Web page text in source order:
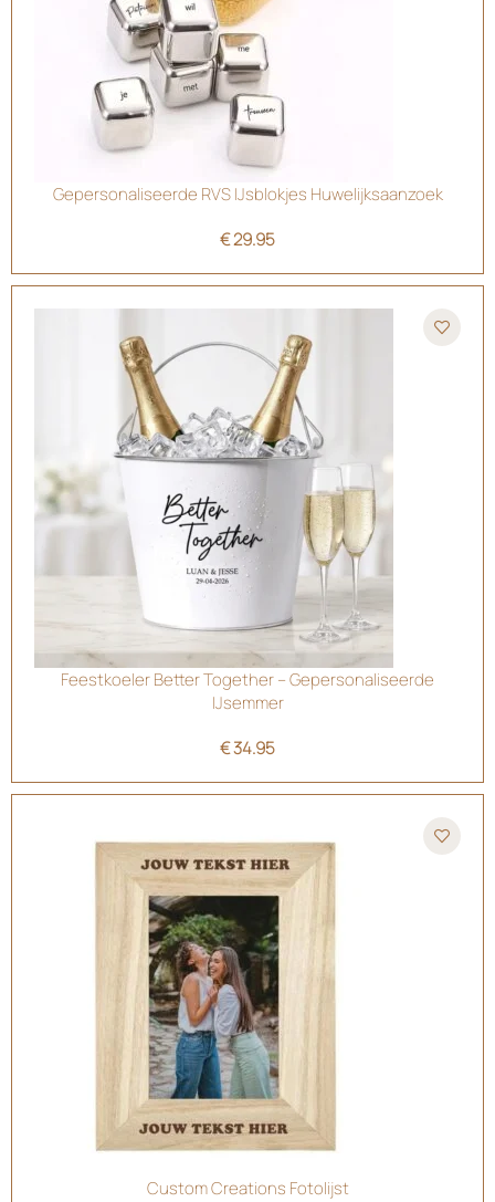
Gepersonaliseerde RVS IJsblokjes Huwelijksaanzoek
€29.95
Feestkoeler Better Together – Gepersonaliseerde
IJsemmer
€34.95
Custom Creations Fotolijst